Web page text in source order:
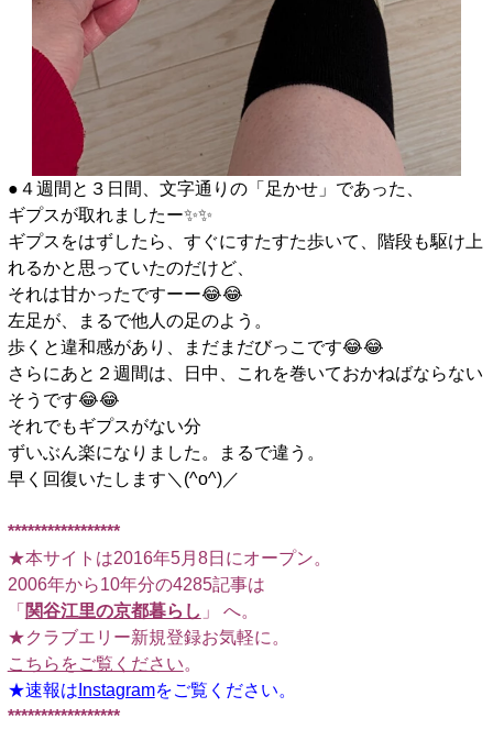
●４週間と３日間、文字通りの「足かせ」であった、
ギプスが取れましたー✨️✨️
ギプスをはずしたら、すぐにすたすた歩いて、階段も駆け上
れるかと思っていたのだけど、
それは甘かったですーー😂😂
左足が、まるで他人の足のよう。
歩くと違和感があり、まだまだびっこです😂😂
さらにあと２週間は、日中、これを巻いておかねばならない
そうです😂😂
それでもギプスがない分
ずいぶん楽になりました。まるで違う。
早く回復いたします＼(^o^)／
*****************
★本サイトは2016年5月8日にオープン。
2006年から10年分の4285記事は
「 関谷江里の京都暮らし 」 へ。
★クラブエリー新規登録お気軽に。
こちらをご覧ください。
★速報は Instagramをご覧ください。
*****************